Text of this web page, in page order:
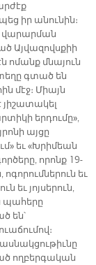
իր անունին։
վարարման
Այվազովսքիի
ոմանք մնայուն
գտած են
մէջ։ Միայն
յիշատակել
երդումը»,
այցը
եւ «Խրիմեան
որոնք 19-
եւ
եւ յոյսերուն,
պահերը
են՝
ողբերգական